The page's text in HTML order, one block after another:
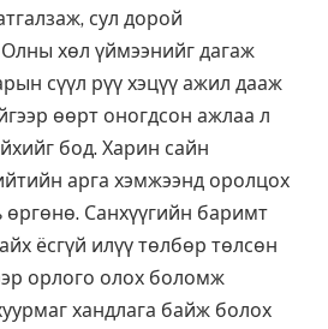
сул дорой
Олны хөл үймээнийг дагаж
сүүл рүү хэцүү ажил дааж
өөрт оногдсон ажлаа л
бод. Харин сайн
арга хэмжээнд оролцох
өргөнө. Санхүүгийн баримт
ёсгүй илүү төлбөр төлсөн
орлого олох боломж
хандлага байж болох